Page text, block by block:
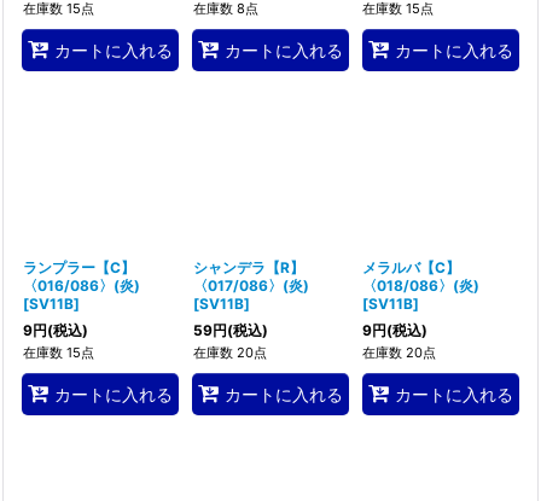
在庫数 15点
カートに入れる
在庫数 8点
カートに入れる
在庫数 15点
カートに入れる
ランプラー【C】
〈016/086〉(炎)
[SV11B]
9円(税込)
在庫数 15点
カートに入れる
シャンデラ【R】
〈017/086〉(炎)
[SV11B]
59円(税込)
在庫数 20点
カートに入れる
メラルバ【C】
〈018/086〉(炎)
[SV11B]
9円(税込)
在庫数 20点
カートに入れる